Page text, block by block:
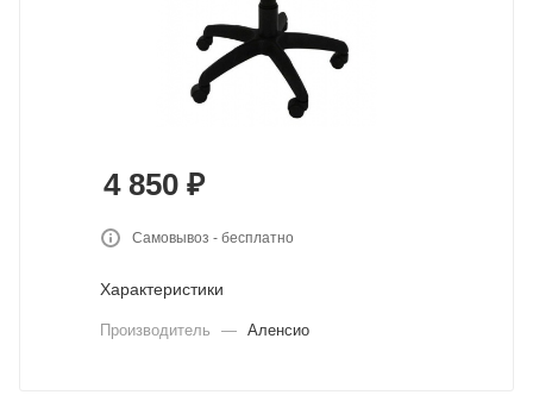
4 850 ₽
Самовывоз - бесплатно
Характеристики
Производитель — Аленсио